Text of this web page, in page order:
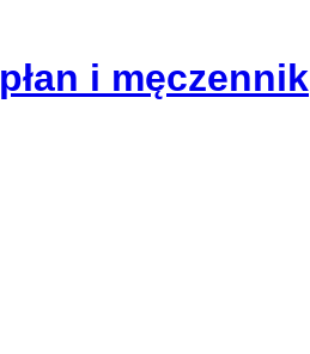
i męczennik